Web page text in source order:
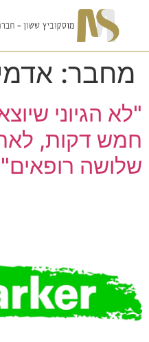
מחבר:
"לא הגיוני
חמש דקות,
שלושה רופאים"